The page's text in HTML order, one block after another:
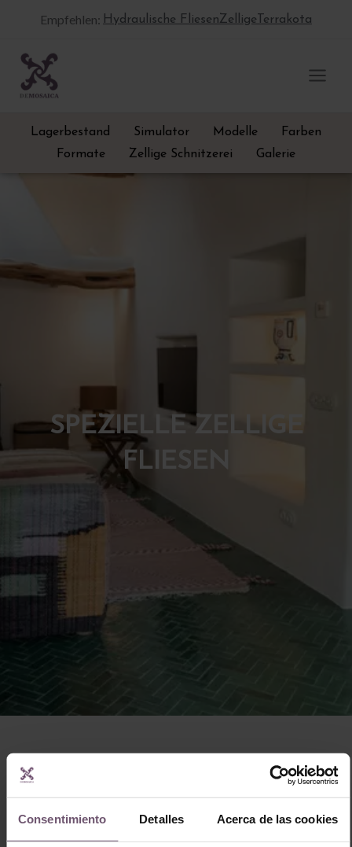
Consentimiento Detalles Acerca de las cookies
Empfehlen: Hydraulische FliesenZellige Terrakota
Lagerbestand Simulator Modelle
Farben
Formate
Zellige Schnitzerei Galerie
SPEZIELLE ZELLIGE
FLIESEN